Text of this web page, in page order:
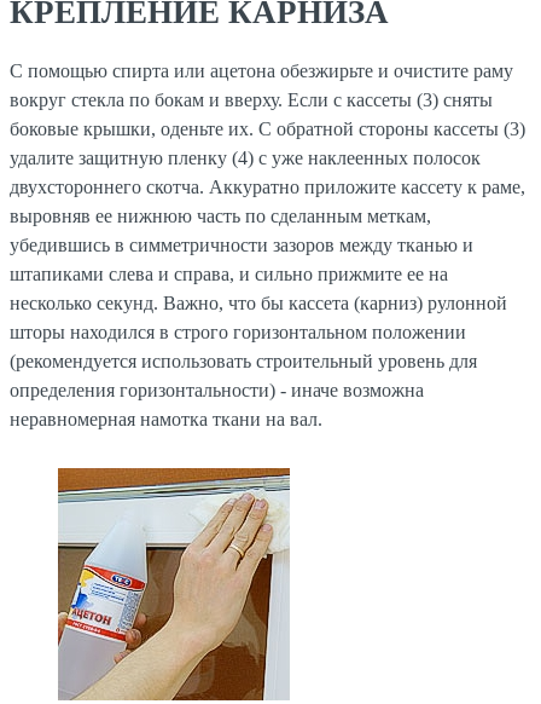
КРЕПЛЕНИЕ КАРНИЗА
С помощью спирта или ацетона обезжирьте и очистите раму
вокруг стекла по бокам и вверху. Если с кассеты (3) сняты
боковые крышки, оденьте их. С обратной стороны кассеты (3)
удалите защитную пленку (4) с уже наклеенных полосок
двухстороннего скотча. Аккуратно приложите кассету к раме,
выровняв ее нижнюю часть по сделанным меткам,
убедившись в симметричности зазоров между тканью и
штапиками слева и справа, и сильно прижмите ее на
несколько секунд. Важно, что бы кассета (карниз) рулонной
шторы находился в строго горизонтальном положении
(рекомендуется использовать строительный уровень для
определения горизонтальности) - иначе возможна
неравномерная намотка ткани на вал.